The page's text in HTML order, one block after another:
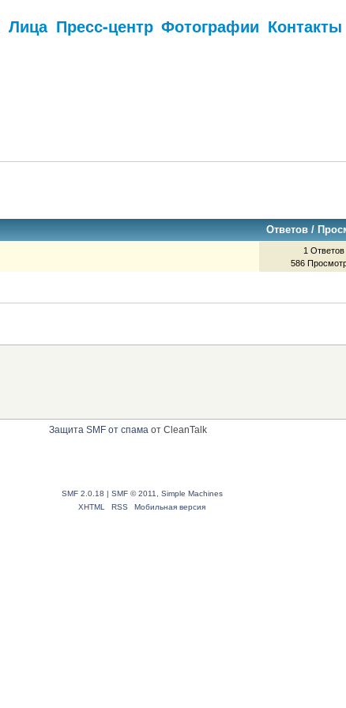
Лица Пресс-центр Фотографии Контакты
Ответов/
1 Ответов
586
Защита SMF от спама от CleanTalk
SMF 2.0.18 | SMF © 2011, Simple Machines
XHTML
RSS Мобильная версия